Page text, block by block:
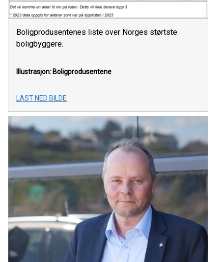
Boligprodusentenes liste over Norges størtste
boligbyggere.
Illustrasjon: Boligprodusentene
LAST NED BILDE